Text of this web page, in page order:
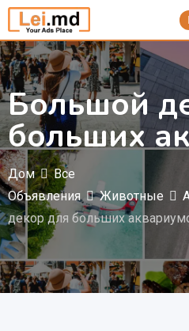
Перейти
содержимому
Большой
больших
Дом
Все
Объявления
Животные
декор для больших